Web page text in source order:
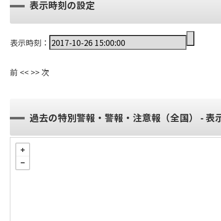
表示時刻の設定
表示時刻：
前 << >>次
過去の特別警報・警報・注意報（全国） - 表